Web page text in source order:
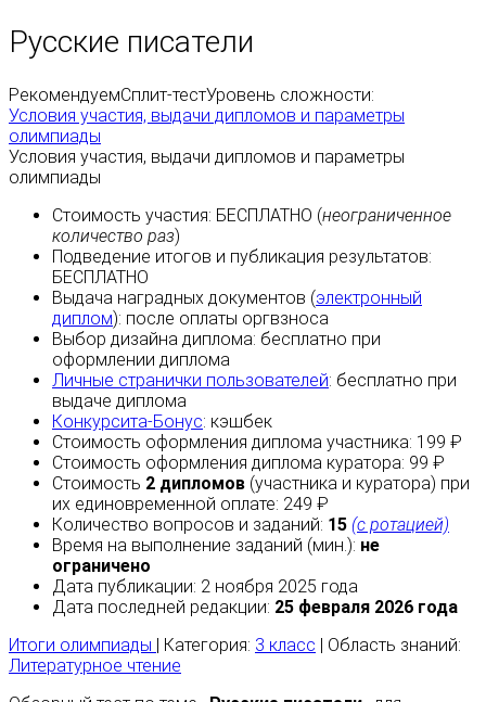
Русские писатели
РекомендуемСплит-тестУровень сложности:
Условия участия, выдачи дипломов и параметры
олимпиады
Условия участия, выдачи дипломов и параметры
олимпиады
Стоимость участия: БЕСПЛАТНО (неограниченное
количество раз)
Подведение итогов и публикация результатов:
БЕСПЛАТНО
Выдача наградных документов (электронный
диплом): после оплаты оргвзноса
Выбор дизайна диплома: бесплатно при
оформлении диплома
Личные странички пользователей: бесплатно при
выдаче диплома
Конкурсита-Бонус: кэшбек
Стоимость оформления диплома участника: 199 ₽
Стоимость оформления диплома куратора: 99 ₽
Стоимость 2 дипломов (участника и куратора) при
их единовременной оплате: 249 ₽
Количество вопросов и заданий: 15 (с ротацией)
Время на выполнение заданий (мин.): не
ограничено
Дата публикации: 2 ноября 2025 года
Дата последней редакции: 25 февраля 2026 года
Итоги олимпиады
| Категория: 3 класс | Область знаний:
Литературное чтение